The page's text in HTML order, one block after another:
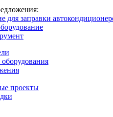
для заправки
оборудования
проекты